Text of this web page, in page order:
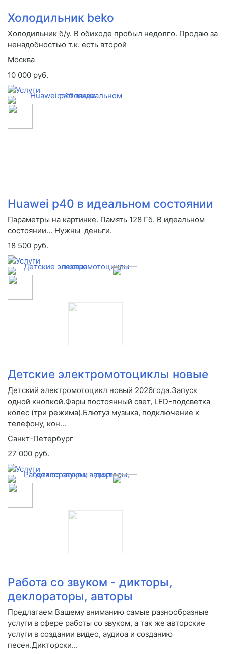
Холодильник beko
Холодильник б/у. В обиходе пробыл недолго. Продаю за
ненадобностью т.к. есть второй
Москва
10 000 руб.
Huawei p40 в идеальном состоянии
Параметры на картинке. Память 128 Гб. В идеальном
состоянии... Нужны деньги.
18 500 руб.
Детские электромотоциклы новые
Детский электромотоцикл новый 2026года.Запуск
одной кнопкой.Фары постоянный свет, LED-подсветка
колес (три режима).Блютуз музыка, подключение к
телефону, кон...
Санкт-Петербург
27 000 руб.
Работа со звуком - дикторы,
деклораторы, авторы
Предлагаем Вашему вниманию самые разнообразные
услуги в сфере работы со звуком, а так же авторские
услуги в создании видео, аудиоа и созданию
песен.Дикторски...